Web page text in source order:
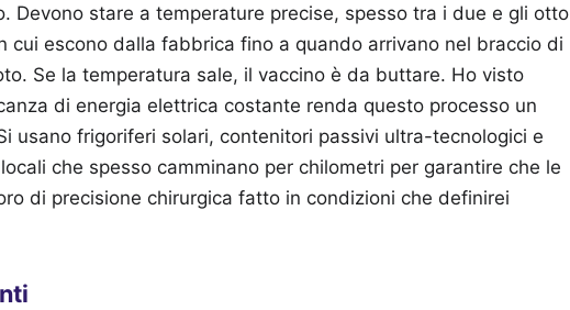
Devono stare a temperature precise, spesso tra i due e gli otto
cui escono dalla fabbrica fino a quando arrivano nel braccio di
Se la temperatura sale, il vaccino è da buttare. Ho visto
di energia elettrica costante renda questo processo un
usano frigoriferi solari, contenitori passivi ultra-tecnologici e
che spesso camminano per chilometri per garantire che le
di precisione chirurgica fatto in condizioni che definirei